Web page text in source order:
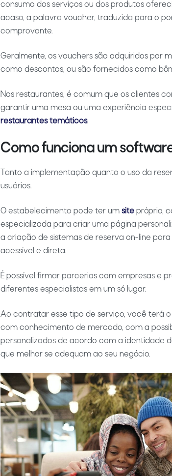
consumo dos serviços ou dos produtos
acaso, a palavra voucher, traduzida para o
comprovante.
Geralmente, os vouchers são adquiridos por
como descontos, ou são fornecidos como
Nos restaurantes, é comum que os clientes
garantir uma mesa ou uma experiência
restaurantes temáticos.
Como funciona um
Tanto a implementação quanto o uso da
usuários.
O estabelecimento pode ter um sitepróprio,
especializada para criar uma página
a criação de sistemas de reserva on-line
acessível e direta.
É possível firmar parcerias com empresas e
diferentes especialistas em um só lugar.
Ao contratar esse tipo de serviço, você terá
com conhecimento de mercado, com a
personalizados de acordo com a identidade
que melhor se adequam ao seu negócio.